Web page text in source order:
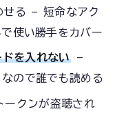
せる — 短命なアク
使い勝手をカバー
を入れない —
ので誰でも読める
ークンが盗聴され